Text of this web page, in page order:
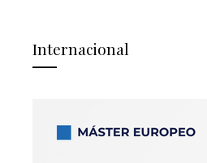
Internacional